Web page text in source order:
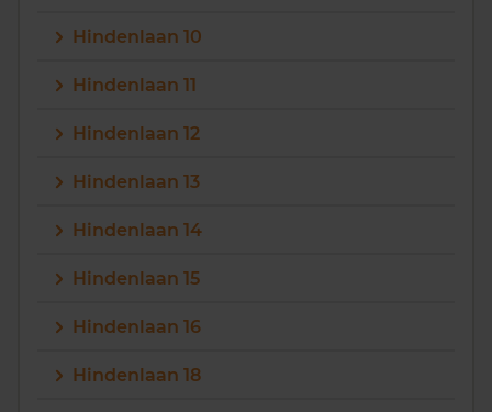
Maandag t/m vrijdag - 08:00 -18:00
Hindenlaan 10
Hindenlaan 11
Hindenlaan 12
Hindenlaan 13
Hindenlaan 14
Hindenlaan 15
Hindenlaan 16
Hindenlaan 18